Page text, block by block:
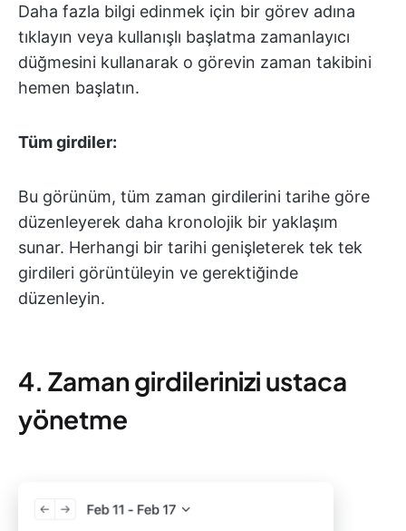
Daha fazla bilgi edinmek için bir görev adına
tıklayın veya kullanışlı başlatma zamanlayıcı
düğmesini kullanarak o görevin zaman takibini
hemen başlatın.
Tüm girdiler:
Bu görünüm, tüm zaman girdilerini tarihe göre
düzenleyerek daha kronolojik bir yaklaşım
sunar. Herhangi bir tarihi genişleterek tek tek
girdileri görüntüleyin ve gerektiğinde
düzenleyin.
4. Zaman girdilerinizi ustaca
yönetme